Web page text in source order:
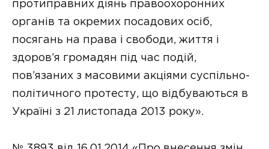
протиправних діянь правоохоронних
органів та окремих посадових осіб,
посягань на права і свободи, життя і
здоров’я громадян під час подій,
пов’язаних з масовими акціями суспільно-
політичного протесту, що відбуваються в
Україні з 21 листопада 2013 року».